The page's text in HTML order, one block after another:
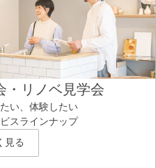
・リノベ見学会
い、体験したい
スラインナップ
見る